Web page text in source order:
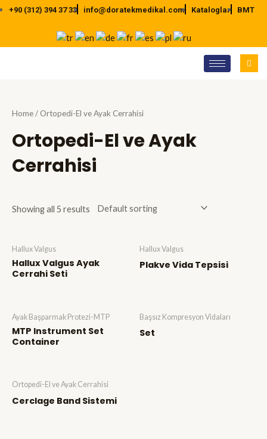
İçeriğe
+90 (312) 394 37 33 info@doratekmedikal.com Kataloglar BMT
Home/ Ortopedi-El ve Ayak Cerrahisi
Ortopedi-El ve Ayak
Cerrahisi
Showing all 5 results
Hallux Valgus
Hallux Valgus Ayak
Cerrahi Seti
Hallux Valgus
Plakve Vida Tepsisi
Ayak Başparmak Protezi-MTP
MTP Instrument Set
Container
Başsız Kompresyon Vidaları
Set
Ortopedi-El ve Ayak Cerrahisi
Cerclage Band Sistemi